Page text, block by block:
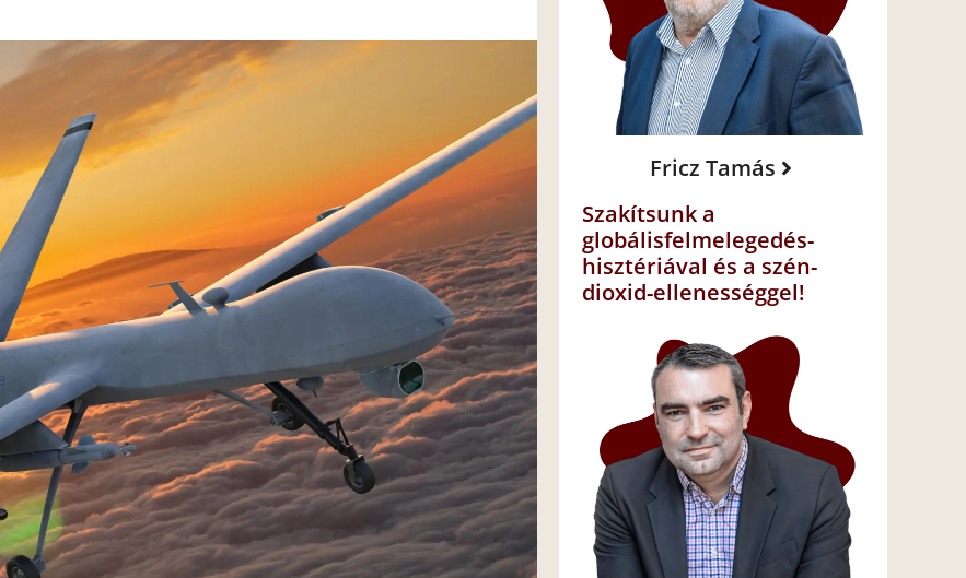
Fricz Tamás
Szakítsunk a
globálisfelmelegedés-
hisztériával és a szén-
dioxid-ellenességgel!